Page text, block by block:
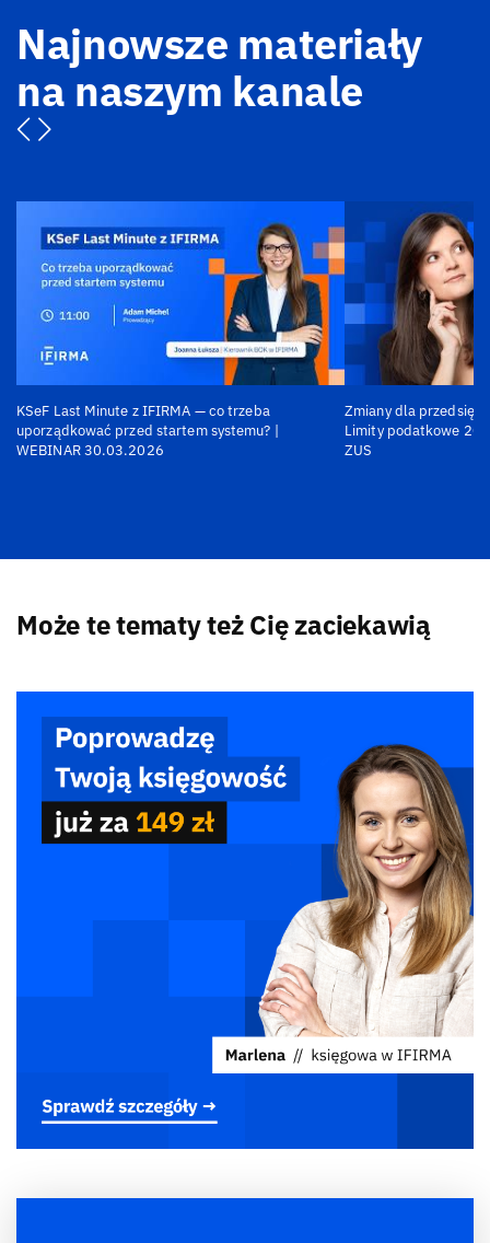
Najnowsze materiały
na naszym kanale
KSeF Last Minute z IFIRMA — co trzeba
uporządkować przed startem systemu? |
WEBINAR 30.03.2026
Zmiany dla
Limity podatkowe
ZUS
Może te tematy też Cię zaciekawią